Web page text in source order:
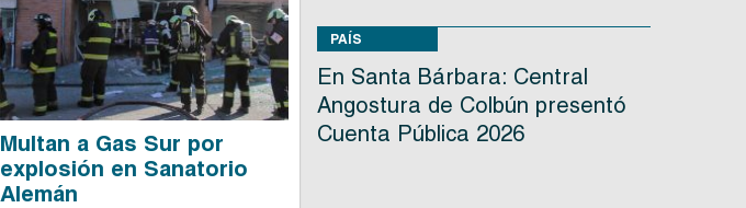
Multan a Gas Sur por
explosión en Sanatorio
Alemán
PAÍS
En Santa Bárbara: Central
Angostura de Colbún presentó
Cuenta Pública 2026